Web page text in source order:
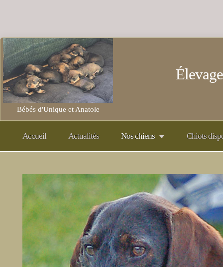
Bébés d'Unique et Anatole
Accueil Actualités Nos chiens Chiots